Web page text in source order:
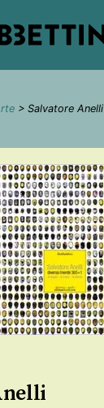
editore
> Salvatore Anelli